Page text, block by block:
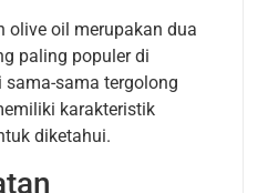
olive oil merupakan dua
paling populer di
sama tergolong
karakteristik
diketahui.